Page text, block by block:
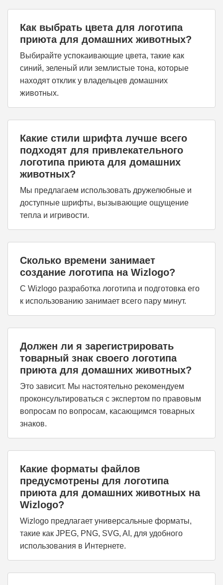
Как выбрать цвета для логотипа
приюта для домашних животных?
Выбирайте успокаивающие цвета, такие как
синий, зеленый или землистые тона, которые
находят отклик у владельцев домашних
животных.
Какие стили шрифта лучше всего
подходят для привлекательного
логотипа приюта для домашних
животных?
Мы предлагаем использовать дружелюбные и
доступные шрифты, вызывающие ощущение
тепла и игривости.
Сколько времени занимает
создание логотипа на Wizlogo?
С Wizlogo разработка логотипа и подготовка его
к использованию занимает всего пару минут.
Должен ли я зарегистрировать
товарный знак своего логотипа
приюта для домашних животных?
Это зависит. Мы настоятельно рекомендуем
проконсультироваться с экспертом по правовым
вопросам по вопросам, касающимся товарных
знаков.
Какие форматы файлов
предусмотрены для логотипа
приюта для домашних животных на
Wizlogo?
Wizlogo предлагает универсальные форматы,
такие как JPEG, PNG, SVG, AI, для удобного
использования в Интернете.